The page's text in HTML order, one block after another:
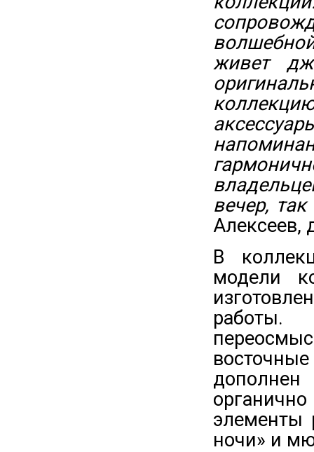
живет
вечер,
Алексеев,
В
модели
работы.
элементы
ночи» и